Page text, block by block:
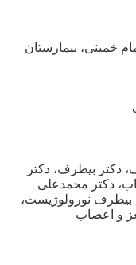
خمینی، بیمارستان
دکتر بیطرف، دکتر
دکتر محمدعلی
نورولوژیست،
و اعصاب